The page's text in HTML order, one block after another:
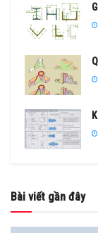
Bài viết gần đây